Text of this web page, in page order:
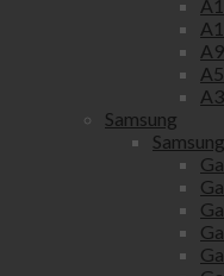
A3
Samsung